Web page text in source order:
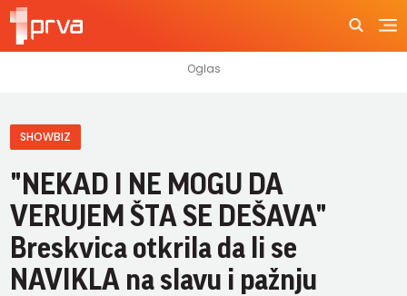
SHOWBIZ
"NEKAD I NE MOGU DA
VERUJEM ŠTA SE DEŠAVA"
Breskvica otkrila da li se
NAVIKLA na slavu i pažnju